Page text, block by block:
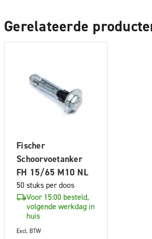
Gerelateerde
Fischer
Schoorvoetanker
FH 15/65 M10 NL
50 stuks per doos
Voor 15:00 besteld,
volgende werkdag in
huis
Excl. BTW